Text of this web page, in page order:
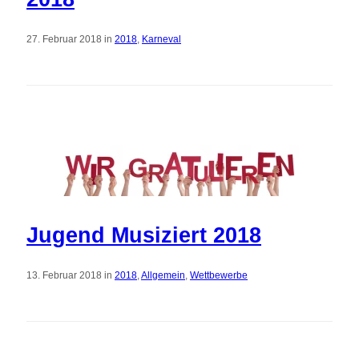
27. Februar 2018 in 2018, Karneval
Jugend Musiziert 2018
13. Februar 2018 in 2018,Allgemein, Wettbewerbe